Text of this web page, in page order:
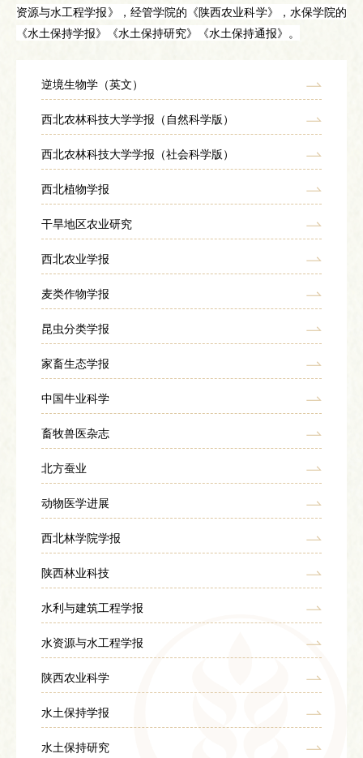
资源与水工程学报》，经管学院的《陕西农业科学》，水保学院的
《水土保持学报》《水土保持研究》《水土保持通报》。
逆境生物学（英文）
西北农林科技大学学报（自然科学版）
西北农林科技大学学报（社会科学版）
西北植物学报
西北农业学报
昆虫分类学报
中国牛业科学
北方蚕业
西北林学院学报
水利与建筑工程学报
水资源与水工程学报
水土保持学报
水土保持通报
逆境生物学（英文）
西北农林科技大学学报（自然科学版）
西北农林科技大学学报（社会科学版）
西北植物学报
干旱地区农业研究
西北农业学报
麦类作物学报
昆虫分类学报
家畜生态学报
中国牛业科学
畜牧兽医杂志
北方蚕业
动物医学进展
西北林学院学报
陕西林业科技
水利与建筑工程学报
水资源与水工程学报
陕西农业科学
水土保持学报
水土保持研究